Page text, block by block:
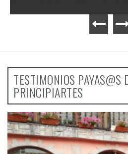
TESTIMONIOS PAYAS@S
PRINCIPIARTES